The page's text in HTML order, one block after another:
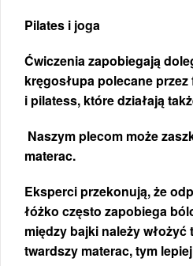
Pilates i joga
Ćwiczenia zapobiegają
kręgosłupa polecane
i pilatess, które działają
Naszym plecom może
materac.
Eksperci przekonują, że
łóżko często zapobiega
między bajki należy włożyć
twardszy materac, tym